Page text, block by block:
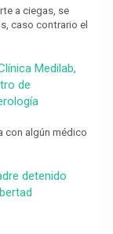
a ciegas, se
caso contrario el
Medilab,
de
con algún médico
detenido